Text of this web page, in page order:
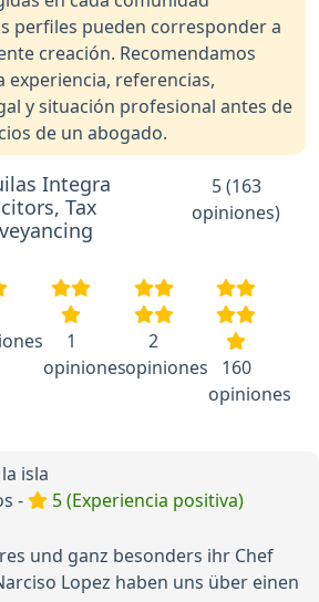
perfiles pueden corresponder a
creación. Recomendamos
experiencia, referencias,
y situación profesional antes de
de un abogado.
Integra
Tax
5 (163
opiniones)
1
opiniones
2
opiniones
160
opiniones
isla
-
5 (Experiencia positiva)
und ganz besonders ihr Chef
Lopez haben uns über einen